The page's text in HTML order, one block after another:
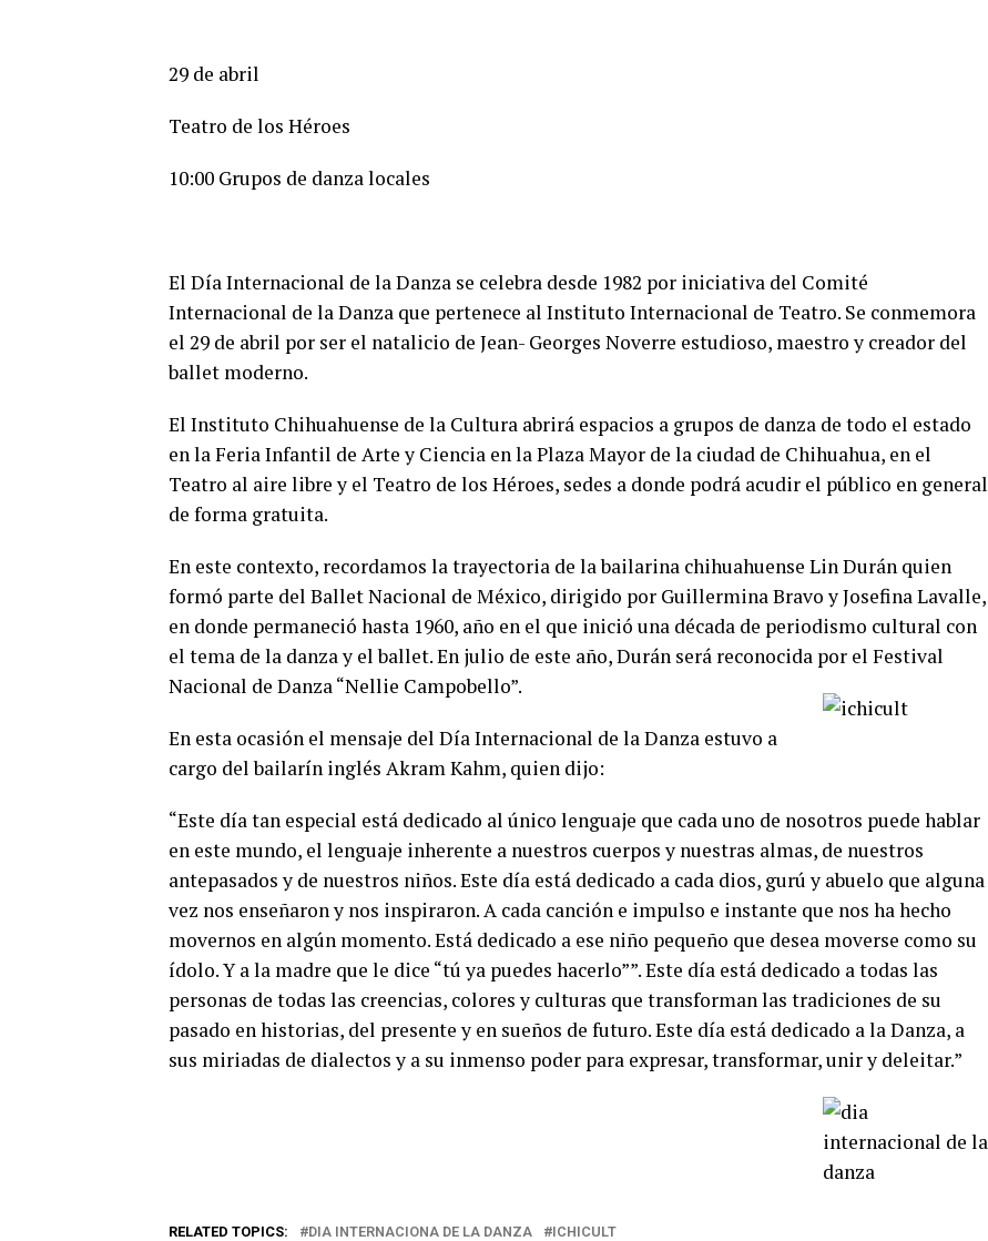
29 de abril
Teatro de los Héroes
10:00 Grupos de danza locales
El Día Internacional de la Danza se celebra desde 1982 por iniciativa del Comité
Internacional de la Danza que pertenece al Instituto Internacional de Teatro. Se conmemora
el 29 de abril por ser el natalicio de Jean- Georges Noverre estudioso, maestro y creador del
ballet moderno.
El Instituto Chihuahuense de la Cultura abrirá espacios a grupos de danza de todo el estado
en la Feria Infantil de Arte y Ciencia en la Plaza Mayor de la ciudad de Chihuahua, en el
Teatro al aire libre y el Teatro de los Héroes, sedes a donde podrá acudir el público en general
de forma gratuita.
En este contexto, recordamos la trayectoria de la bailarina chihuahuense Lin Durán quien
formó parte del Ballet Nacional de México, dirigido por Guillermina Bravo y Josefina Lavalle,
en donde permaneció hasta 1960, año en el que inició una década de periodismo cultural con
el tema de la danza y el ballet. En julio de este año, Durán será reconocida por el Festival
Nacional de Danza “Nellie Campobello”.
En esta ocasión el mensaje del Día Internacional de la Danza estuvo a
cargo del bailarín inglés Akram Kahm, quien dijo:
“Este día tan especial está dedicado al único lenguaje que cada uno de nosotros puede hablar
en este mundo, el lenguaje inherente a nuestros cuerpos y nuestras almas, de nuestros
antepasados y de nuestros niños. Este día está dedicado a cada dios, gurú y abuelo que alguna
vez nos enseñaron y nos inspiraron. A cada canción e impulso e instante que nos ha hecho
movernos en algún momento. Está dedicado a ese niño pequeño que desea moverse como su
ídolo. Y a la madre que le dice “tú ya puedes hacerlo””. Este día está dedicado a todas las
personas de todas las creencias, colores y culturas que transforman las tradiciones de su
pasado en historias, del presente y en sueños de futuro. Este día está dedicado a la Danza, a
sus miriadas de dialectos y a su inmenso poder para expresar, transformar, unir y deleitar.”
RELATED TOPICS: DIA INTERNACIONA DE LA DANZA ICHICULT